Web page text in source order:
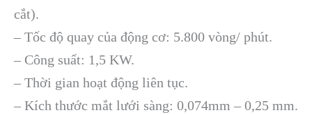
cắt).
– Tốc độ quay của động cơ: 5.800 vòng/ phút.
– Công suất: 1,5 KW.
– Thời gian hoạt động liên tục.
– Kích thước mắt lưới sàng: 0,074mm – 0,25 mm.